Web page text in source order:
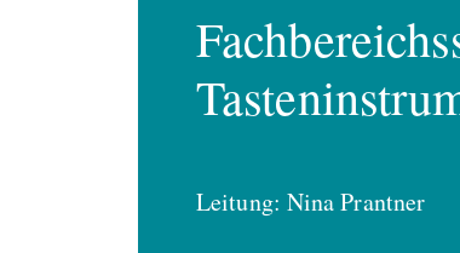
Leitung: Nina Prantner